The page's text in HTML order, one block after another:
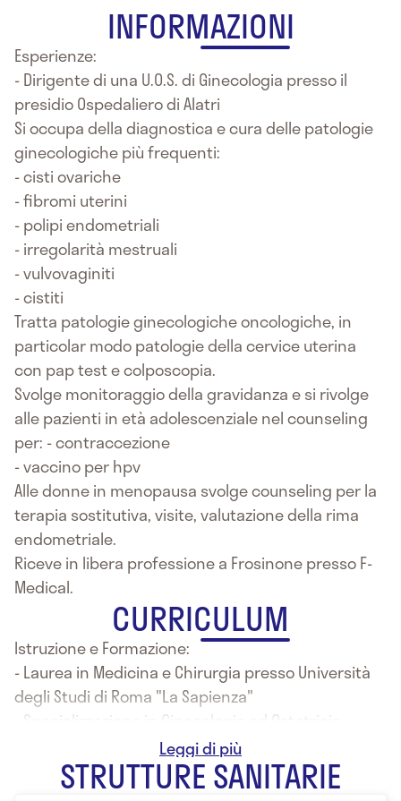
INFORMAZIONI
Esperienze:
- Dirigente di una U.O.S. di Ginecologia presso il
presidio Ospedaliero di Alatri
Si occupa della diagnostica e cura delle patologie
ginecologiche più frequenti:
- cisti ovariche
- fibromi uterini
- polipi endometriali
- irregolarità mestruali
- vulvovaginiti
- cistiti
Tratta patologie ginecologiche oncologiche, in
particolar modo patologie della cervice uterina
con pap test e colposcopia.
Svolge monitoraggio della gravidanza e si rivolge
alle pazienti in età adolescenziale nel counseling
per: - contraccezione
- vaccino per hpv
Alle donne in menopausa svolge counseling per la
terapia sostitutiva, visite, valutazione della rima
endometriale.
Riceve in libera professione a Frosinone presso F-
Medical.
CURRICULUM
Istruzione e Formazione:
- Laurea in Medicina e Chirurgia presso Università
degli Studi di Roma "La Sapienza"
- Specializzazione in Ginecologia ed Ostetricia
presso Università degli Studi di Roma "La Sapienza"
STRUTTURE SANITARIE